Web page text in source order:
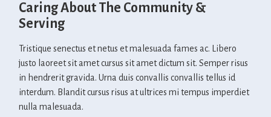
Caring About The Community &
Serving
Tristique senectus et netus et malesuada fames ac. Libero
justo laoreet sit amet cursus sit amet dictum sit. Semper risus
in hendrerit gravida. Urna duis convallis convallis tellus id
interdum. Blandit cursus risus at ultrices mi tempus imperdiet
nulla malesuada.